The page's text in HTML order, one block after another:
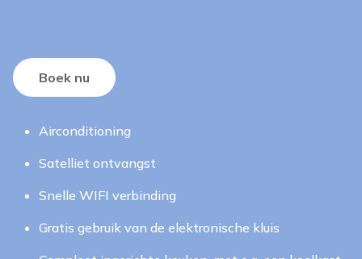
Boek nu
Airconditioning
Satelliet ontvangst
Snelle WIFI verbinding
Gratis gebruik van de elektronische kluis